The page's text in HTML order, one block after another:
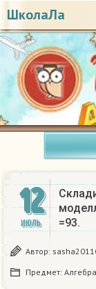
ШколаЛа
12
ИЮЛЬ
=93.
Автор:
Предмет: Алгебра